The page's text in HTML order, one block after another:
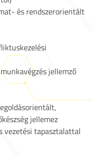
és rendszerorientált
jellemző
jellemez
vezetési tapasztalattal